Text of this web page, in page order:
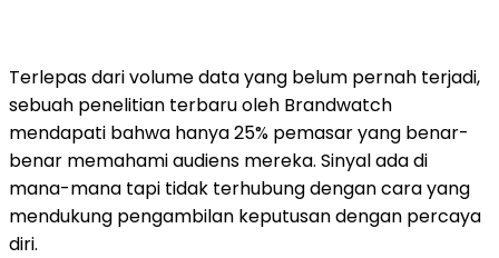
Terlepas dari volume data yang belum pernah terjadi,
sebuah penelitian terbaru oleh Brandwatch
mendapati bahwa hanya 25% pemasar yang benar-
benar memahami audiens mereka. Sinyal ada di
mana-mana tapi tidak terhubung dengan cara yang
mendukung pengambilan keputusan dengan percaya
diri.